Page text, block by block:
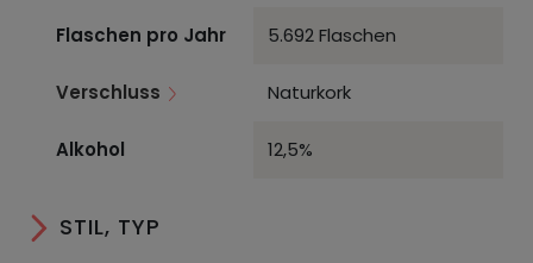
Flaschen pro Jahr 5.692 Flaschen
Verschluss Naturkork
Alkohol 12,5%
STIL, TYP